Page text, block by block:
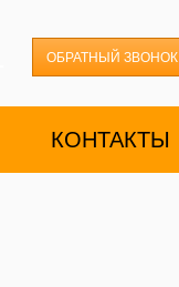
ОБРАТНЫЙ ЗВОНОК
КОНТАКТЫ